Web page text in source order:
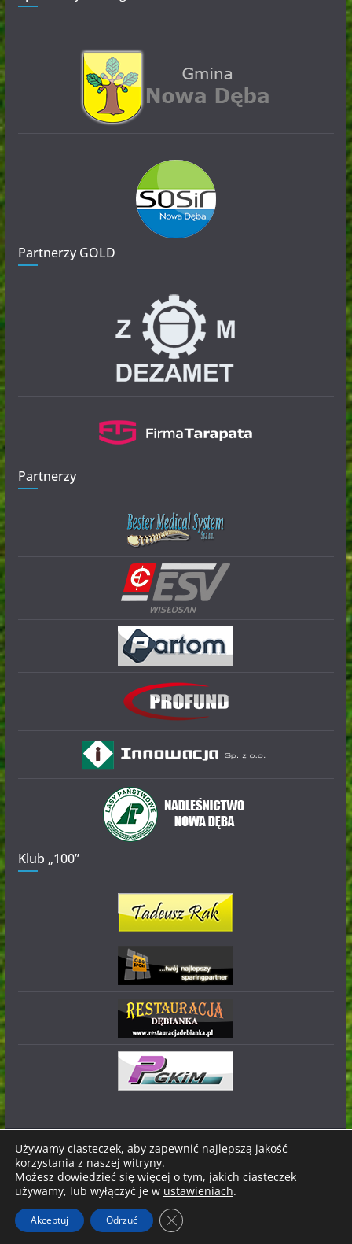
Partnerzy GOLD
Partnerzy
Klub „100”
Prawa autorskie © 2026Stal Nowa Dęba. Wszystkie prawa
zastrzeżone.
Motyw:ColorMagstworzony przez ThemeGrill. Wspierane
przezWordPress
Używamy ciasteczek, aby zapewnić najlepszą jakość
korzystania z naszej witryny.
Możesz dowiedzieć się więcej o tym, jakich ciasteczek
używamy, lub wyłączyć je w ustawieniach.
Akceptuj Odrzuć Zamknij panel powiadomień o